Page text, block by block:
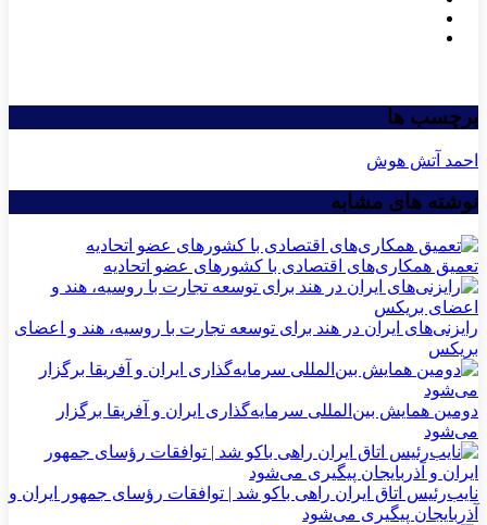
برچسب ها
احمد آتش‌ هوش
نوشته های مشابه
تعمیق همکاری‌های اقتصادی با کشورهای عضو اتحادیه
رایزنی‌های ایران در هند برای توسعه تجارت با روسیه، هند و اعضای
بریکس
دومین همایش بین‌المللی سرمایه‌گذاری ایران و آفریقا برگزار
می‌شود
نایب‌رئیس اتاق ایران راهی باکو شد | توافقات رؤسای جمهور ایران و
آذربایجان پیگیری می‌شود